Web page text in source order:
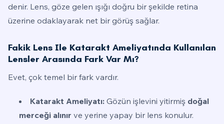
denir. Lens, göze gelen ışığı doğru bir şekilde retina
üzerine odaklayarak net bir görüş sağlar.
Fakik Lens Ile Katarakt Ameliyatında Kullanılan
Lensler Arasında Fark Var Mı?
Evet, çok temel bir fark vardır.
Katarakt Ameliyatı: Gözün işlevini yitirmiş doğal
merceği alınır ve yerine yapay bir lens konulur.